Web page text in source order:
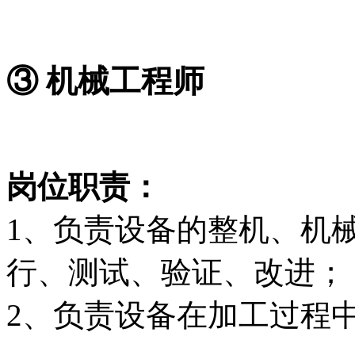
③ 机械工程师
岗位职责：
1、负责设备的整机、机
行、测试、验证、改进；
2、负责设备在加工过程